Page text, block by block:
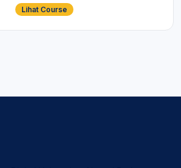
Lihat Course